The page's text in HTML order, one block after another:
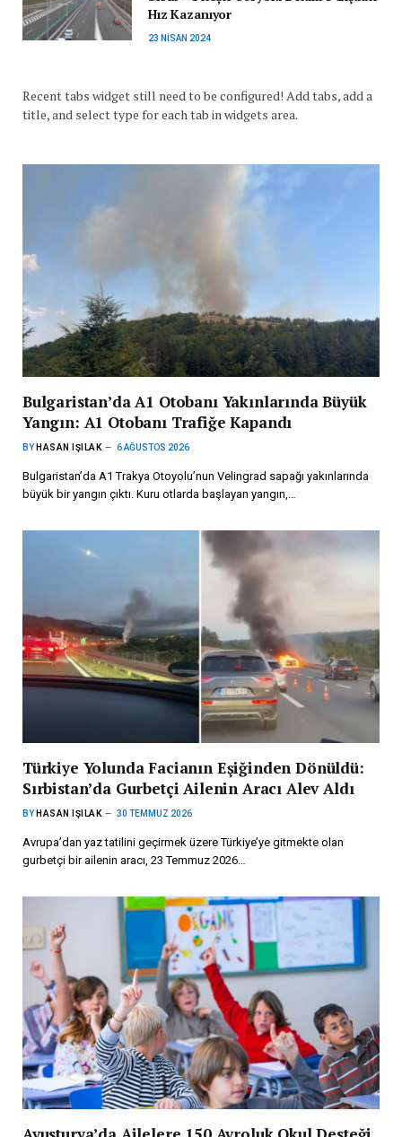
Hız Kazanıyor
23 NISAN 2024
Recent tabs widget still need to be configured! Add tabs, add a
title, and select type for each tab in widgets area.
Bulgaristan’da A1 Otobanı Yakınlarında Büyük
Yangın: A1 Otobanı Trafiğe Kapandı
BY HASAN IŞILAK 6 AĞUSTOS 2026
Bulgaristan’da A1 Trakya Otoyolu’nun Velingrad sapağı yakınlarında
büyük bir yangın çıktı. Kuru otlarda başlayan yangın,…
Türkiye Yolunda Facianın Eşiğinden Dönüldü:
Sırbistan’da Gurbetçi Ailenin Aracı Alev Aldı
BY HASAN IŞILAK 30 TEMMUZ 2026
Avrupa’dan yaz tatilini geçirmek üzere Türkiye’ye gitmekte olan
gurbetçi bir ailenin aracı, 23 Temmuz 2026…